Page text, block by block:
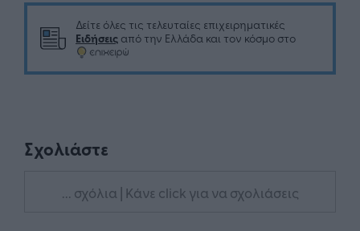
Δείτε όλες τις τελευταίες επιχειρηματικές
Ειδήσεις από την Ελλάδα και τον κόσμο στο
Σχολιάστε
... σχόλια | Κάνε click για να σχολιάσεις